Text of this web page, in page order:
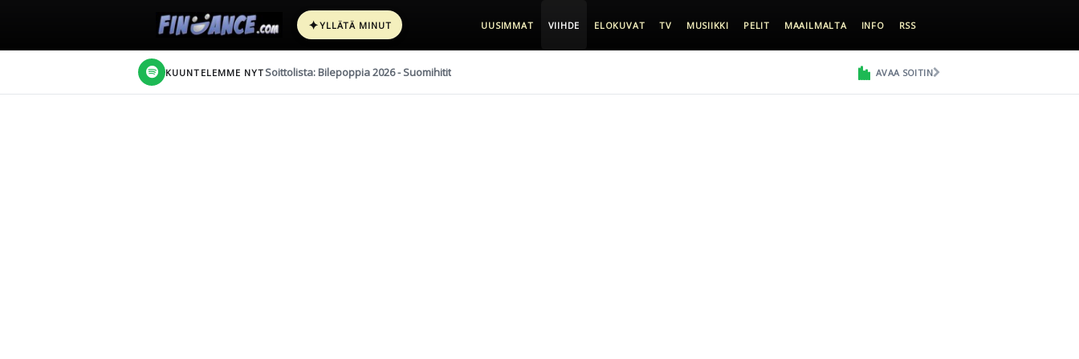
✦YLLÄTÄ MINUT UUSIMMAT VIIHDE ELOKUVAT TV MUSIIKKI PELIT MAAILMALTA INFO RSS
KUUNTELEMME NYT Soittolista: Bilepoppia 2026 - Suomihitit AVAA SOITIN